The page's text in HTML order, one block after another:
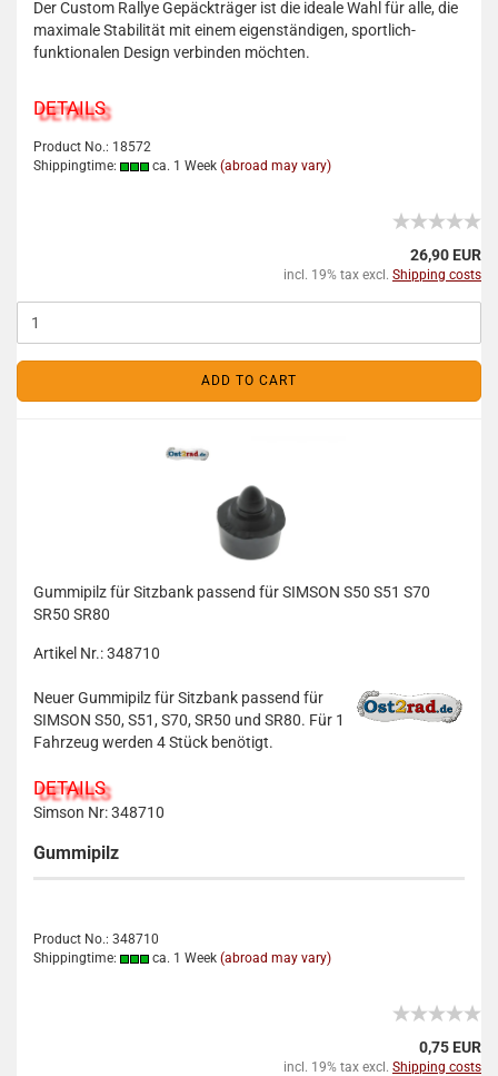
Der Custom Rallye Gepäckträger ist die ideale Wahl für alle, die
maximale Stabilität mit einem eigenständigen, sportlich-
funktionalen Design verbinden möchten.
DETAILS
Product No.: 18572
Shippingtime:
ca. 1 Week (abroad may vary)
26,90 EUR
incl. 19% tax excl. Shipping costs
ADD TO CART
Gummipilz für Sitzbank passend für SIMSON S50 S51 S70
SR50 SR80
Artikel Nr.: 348710
Neuer Gummipilz für Sitzbank passend für
SIMSON S50, S51, S70, SR50 und SR80. Für 1
Fahrzeug werden 4 Stück benötigt.
DETAILS
Simson Nr: 348710
Gummipilz
Product No.: 348710
Shippingtime:
ca. 1 Week (abroad may vary)
0,75 EUR
incl. 19% tax excl. Shipping costs